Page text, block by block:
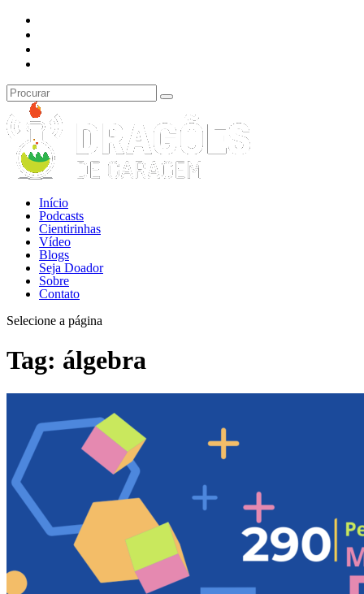
Início
Podcasts
Cientirinhas
Vídeo
Blogs
Seja Doador
Sobre
Contato
Selecione a página
Tag: álgebra